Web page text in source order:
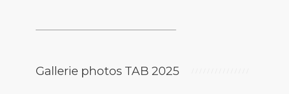
Gallerie photos TAB 2025